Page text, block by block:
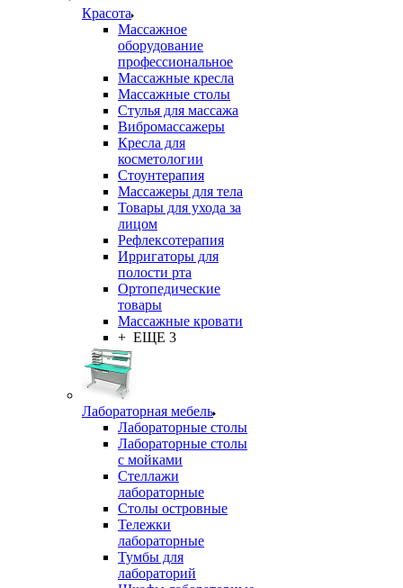
Красота
Массажное
оборудование
профессиональное
Массажные кресла
Массажные столы
Стулья для массажа
Вибромассажеры
Кресла для
косметологии
Стоунтерапия
Массажеры для тела
Товары для ухода за
лицом
Рефлексотерапия
Ирригаторы для
полости рта
Ортопедические
товары
Массажные кровати
+ ЕЩЕ 3
Лабораторная мебель
Лабораторные столы
Лабораторные столы
с мойками
Стеллажи
лабораторные
Столы островные
Тележки
лабораторные
Тумбы для
лабораторий